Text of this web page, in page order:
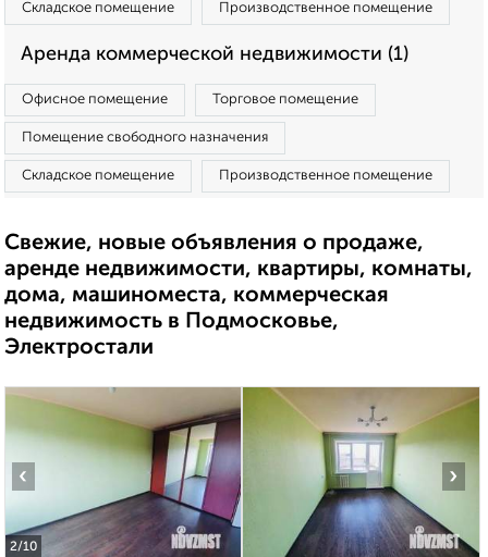
Складское помещение Производственное помещение
Аренда коммерческой недвижимости (1)
Офисное помещение Торговое помещение
Помещение свободного назначения
Складское помещение Производственное помещение
Свежие, новые объявления о продаже,
аренде недвижимости, квартиры, комнаты,
дома, машиноместа, коммерческая
недвижимость в Подмосковье,
Электростали
2/10
‹ ›